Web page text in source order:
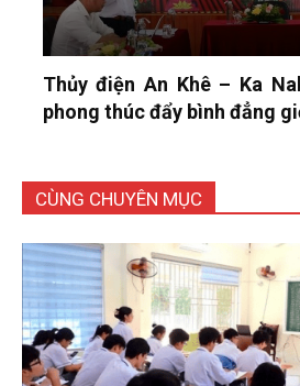
Thủy điện An Khê – Ka
phong thúc đẩy bình đẳng
CÙNG CHUYÊN MỤC